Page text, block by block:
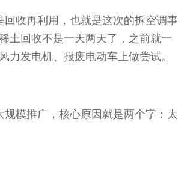
回收再利用，也就是这次的拆空调事
土回收不是一天两天了，之前就一
力发电机、报废电动车上做尝试。
规模推广，核心原因就是两个字：太